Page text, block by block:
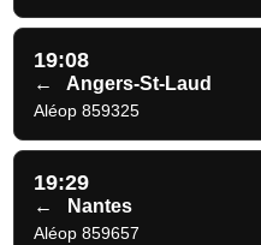
19:08
← Angers-St-Laud
Aléop 859325
19:29
← Nantes
Aléop 859657